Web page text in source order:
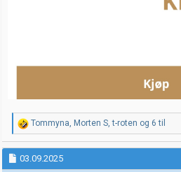
R
e
a
k
Tommyna Morten S ,t-roten og 6 til
03.09.2025